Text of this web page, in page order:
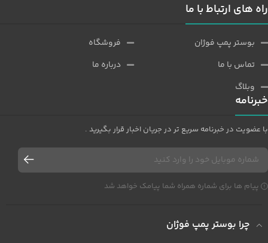
راه های ارتباط با ما
بوستر پمپ فوژان
تماس با ما
وبلاگ
فروشگاه
درباره ما
خبرنامه
با عضویت در خبرنامه سریع تر در جریان اخبار قرار بگیرید .
پیام ها برای شماره همراه شما پیامک خواهد شد
چرا بوستر پمپ فوژان